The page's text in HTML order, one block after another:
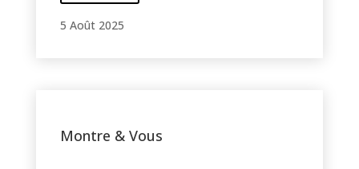
5 Août 2025
Montre & Vous